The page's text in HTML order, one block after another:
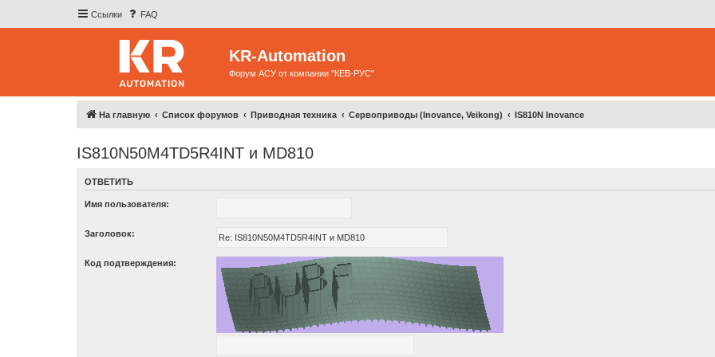
Ссылки FAQ
KR-Automation
Форум АСУ от компании "КЕВ-РУС"
На главную Список форумов Приводная техника Сервоприводы (Inovance, Veikong) IS810N Inovance
IS810N50M4TD5R4INT и MD810
ОТВЕТИТЬ
Имя пользователя:
Заголовок:
Код подтверждения: